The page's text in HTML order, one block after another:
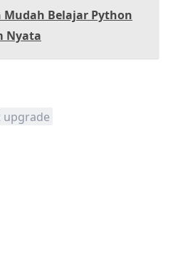
Mudah Belajar Python
Nyata
upgrade